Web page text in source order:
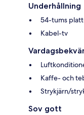
Underhållning
54-tums
Kabel-tv
Kaffe- och
Strykjärn/
Sov gott